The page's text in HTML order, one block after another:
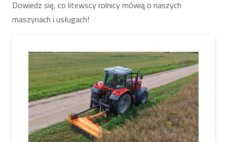
Dowiedz się, co litewscy rolnicy mówią o naszych
maszynach i usługach!